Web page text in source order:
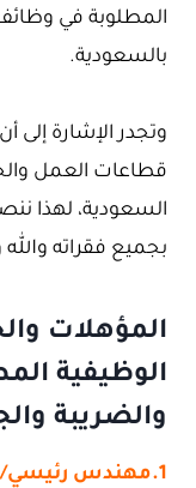
المطلوبة في وظائف
بالسعودية.
وتجدر الإشارة
قطاعات العمل
السعودية، لهذا
بجميع فقراته والله
المؤهلات
الوظيفية
والضريبة
1.مهندس رئيسي/